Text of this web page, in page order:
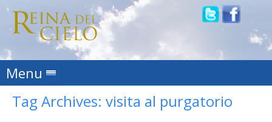
Menu Skip to content
Tag Archives: visita al purgatorio